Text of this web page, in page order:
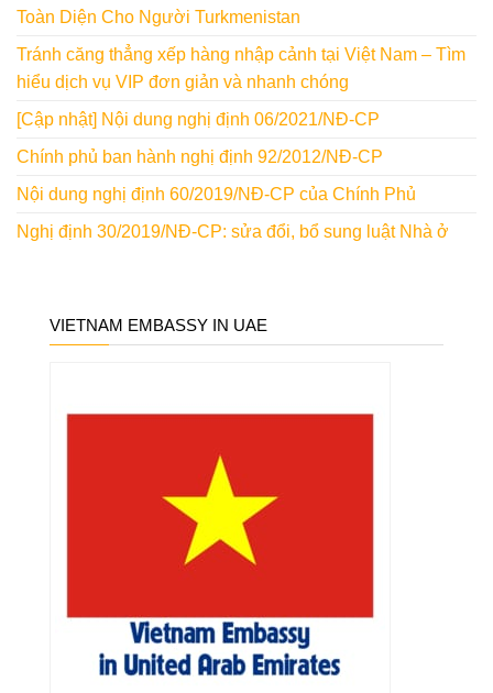
Toàn Diện Cho Người Turkmenistan
Tránh căng thẳng xếp hàng nhập cảnh tại Việt Nam – Tìm
hiểu dịch vụ VIP đơn giản và nhanh chóng
[Cập nhật] Nội dung nghị định 06/2021/NĐ-CP
Chính phủ ban hành nghị định 92/2012/NĐ-CP
Nội dung nghị định 60/2019/NĐ-CP của Chính Phủ
Nghị định 30/2019/NĐ-CP: sửa đổi, bổ sung luật Nhà ở
VIETNAM EMBASSY IN UAE